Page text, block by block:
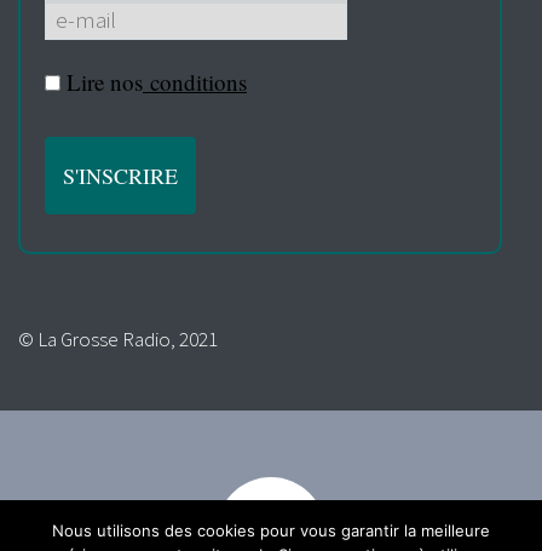
Lire nos conditions
© La Grosse Radio, 2021
Nous utilisons des cookies pour vous garantir la meilleure